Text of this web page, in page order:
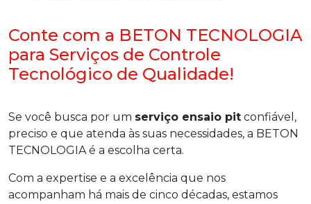
Conte com a BETON TECNOLOGIA
para Serviços de Controle
Tecnológico de Qualidade!
Se você busca por um serviço ensaio pit confiável,
preciso e que atenda às suas necessidades, a BETON
TECNOLOGIA é a escolha certa.
Com a expertise e a excelência que nos
acompanham há mais de cinco décadas, estamos